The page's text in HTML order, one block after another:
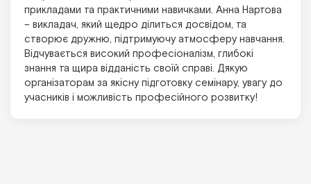
прикладами та практичними навичками. Анна Нартова
– викладач, який щедро ділиться досвідом, та
створює дружню, підтримуючу атмосферу навчання.
Відчувається високий професіоналізм, глибокі
знання та щира відданість своїй справі. Дякую
організаторам за якісну підготовку семінару, увагу до
учасників і можливість професійного розвитку!